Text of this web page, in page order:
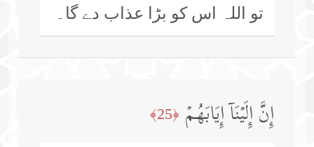
تو اللہ اس کو بڑا عذاب دے گا۔
إِنَّ إِلَیۡنَاۤ إِیَابَهُمۡ ﴿25﴾